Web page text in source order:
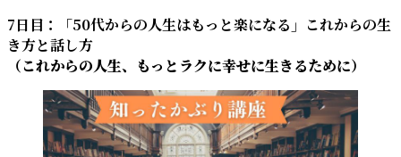
7日目：「50代からの人生はもっと楽になる」これからの生
き方と話し方
（これからの人生、もっとラクに幸せに生きるために）